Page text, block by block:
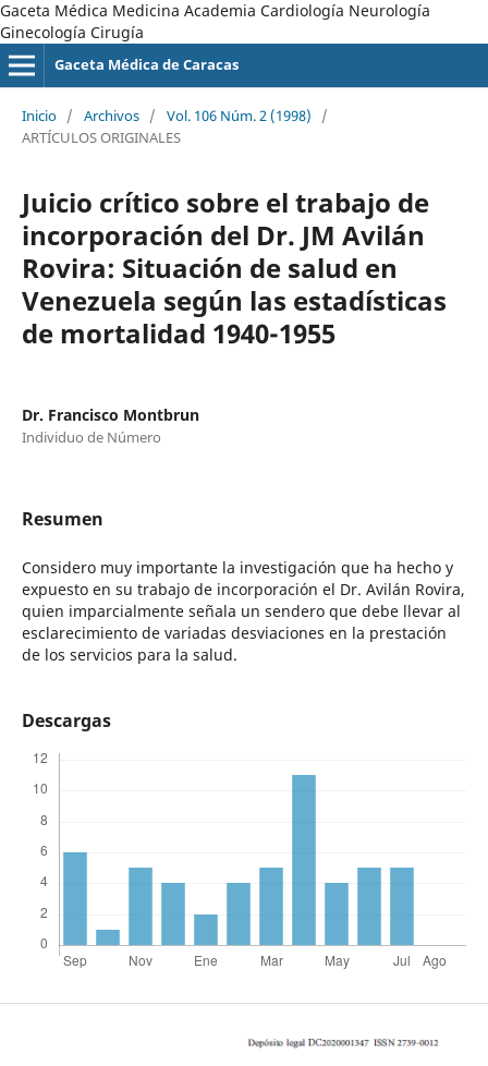
Gaceta Médica Medicina Academia Cardiología Neurología
Ginecología Cirugía
Gaceta Médica de Caracas
Inicio / Archivos / Vol. 106 Núm. 2 (1998)
/
ARTÍCULOS ORIGINALES
Juicio crítico sobre el trabajo de
incorporación del Dr. JM Avilán
Rovira: Situación de salud en
Venezuela según las estadísticas
de mortalidad 1940-1955
Dr. Francisco Montbrun
Individuo de Número
Resumen
Considero muy importante la investigación que ha hecho y
expuesto en su trabajo de incorporación el Dr. Avilán Rovira,
quien imparcialmente señala un sendero que debe llevar al
esclarecimiento de variadas desviaciones en la prestación
de los servicios para la salud.
Descargas